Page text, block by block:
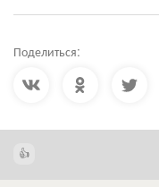
Поделиться: